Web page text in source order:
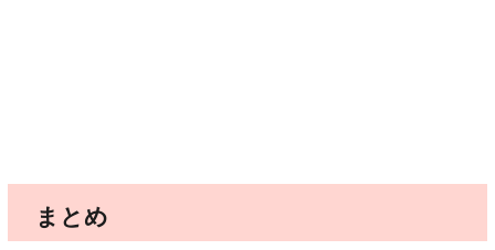
まとめ